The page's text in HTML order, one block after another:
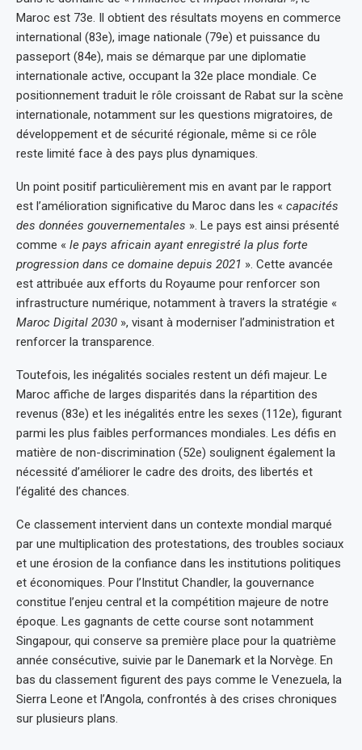
Maroc est 73e. Il obtient des résultats moyens en commerce
international (83e), image nationale (79e) et puissance du
passeport (84e), mais se démarque par une diplomatie
internationale active, occupant la 32e place mondiale. Ce
positionnement traduit le rôle croissant de Rabat sur la scène
internationale, notamment sur les questions migratoires, de
développement et de sécurité régionale, même si ce rôle
reste limité face à des pays plus dynamiques.
Un point positif particulièrement mis en avant par le rapport
est l’amélioration significative du Maroc dans les « capacités
des données gouvernementales ». Le pays est ainsi présenté
comme « le pays africain ayant enregistré la plus forte
progression dans ce domaine depuis 2021 ». Cette avancée
est attribuée aux efforts du Royaume pour renforcer son
infrastructure numérique, notamment à travers la stratégie «
Maroc Digital 2030 », visant à moderniser l’administration et
renforcer la transparence.
Toutefois, les inégalités sociales restent un défi majeur. Le
Maroc affiche de larges disparités dans la répartition des
revenus (83e) et les inégalités entre les sexes (112e), figurant
parmi les plus faibles performances mondiales. Les défis en
matière de non-discrimination (52e) soulignent également la
nécessité d’améliorer le cadre des droits, des libertés et
l’égalité des chances.
Ce classement intervient dans un contexte mondial marqué
par une multiplication des protestations, des troubles sociaux
et une érosion de la confiance dans les institutions politiques
et économiques. Pour l’Institut Chandler, la gouvernance
constitue l’enjeu central et la compétition majeure de notre
époque. Les gagnants de cette course sont notamment
Singapour, qui conserve sa première place pour la quatrième
année consécutive, suivie par le Danemark et la Norvège. En
bas du classement figurent des pays comme le Venezuela, la
Sierra Leone et l’Angola, confrontés à des crises chroniques
sur plusieurs plans.